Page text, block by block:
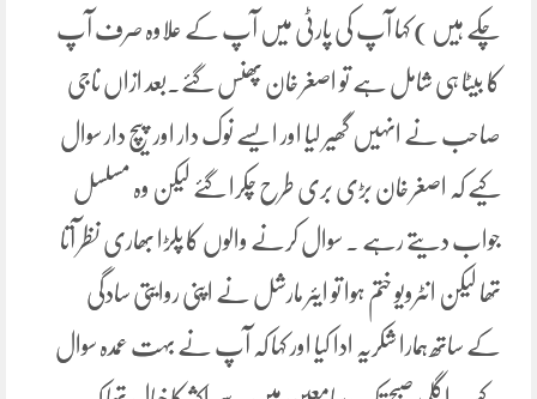
چکے ہیں ) کہا آپ کی پارٹی میں آپ کے علاوہ صرف آپ
کا بیٹا ہی شامل ہے تو اصغر خان پھنس گئے۔بعد ازاں ناجی
صاحب نے انہیں گھیر لیا اور ایسے نوک دار اور پیچ دار سوال
کیے کہ اصغر خان بڑی بری طرح چکرا گئے لیکن وہ مسلسل
جواب دیتے رہے ۔ سوال کرنے والوں کا پلڑا بھاری نظر آتا
تھا لیکن انٹرویو ختم ہوا تو ایئر مارشل نے اپنی روایتی سادگی
کے ساتھ ہمارا شکریہ ادا کیا اور کہا کہ آپ نے بہت عمدہ سوال